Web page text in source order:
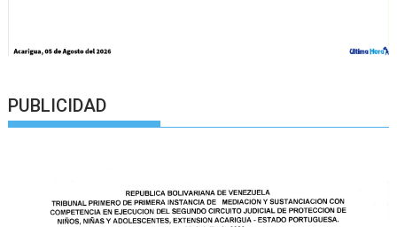
PUBLICIDAD